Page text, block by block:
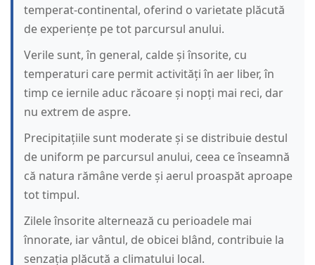
temperat-continental, oferind o varietate plăcută
de experiențe pe tot parcursul anului.
Verile sunt, în general, calde și însorite, cu
temperaturi care permit activități în aer liber, în
timp ce iernile aduc răcoare și nopți mai reci, dar
nu extrem de aspre.
Precipitațiile sunt moderate și se distribuie destul
de uniform pe parcursul anului, ceea ce înseamnă
că natura rămâne verde și aerul proaspăt aproape
tot timpul.
Zilele însorite alternează cu perioadele mai
înnorate, iar vântul, de obicei blând, contribuie la
senzația plăcută a climatului local.